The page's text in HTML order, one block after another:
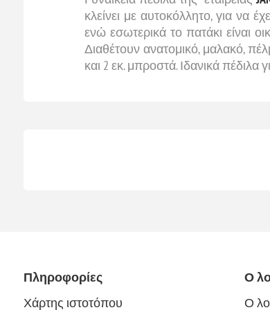
κλείνει με αυτοκόλλητο, για να
ενώ εσωτερικά το πατάκι είναι
Διαθέτουν ανατομικό, μαλακό,
και 2 εκ. μπροστά. Ιδανικά
Πληροφορίες
Χάρτης ιστοτόπου
Ο
Ο